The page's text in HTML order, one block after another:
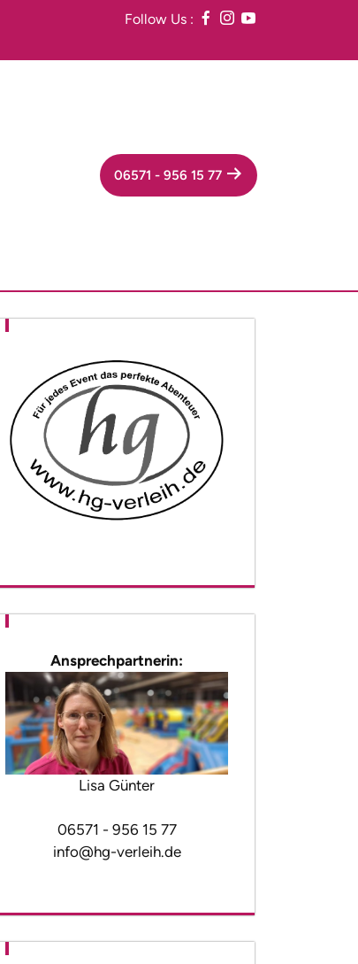
Follow Us :
06571 - 956 15 77
Ansprechpartnerin:
Lisa Günter
06571 - 956 15 77
info@hg-verleih.de